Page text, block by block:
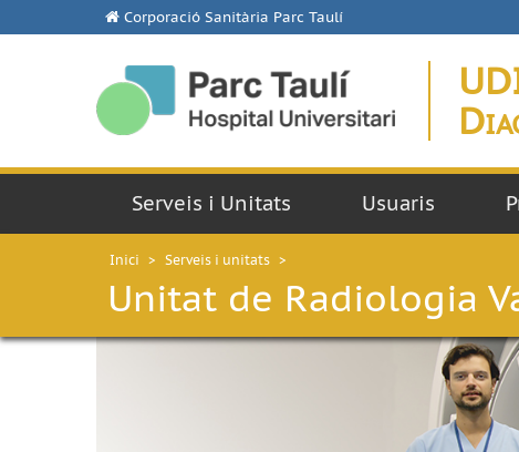
Corporació Sanitària Parc Taulí
Serveis i Unitats Usuaris
Inici > Serveis i unitats >
Unitat de Radiologia